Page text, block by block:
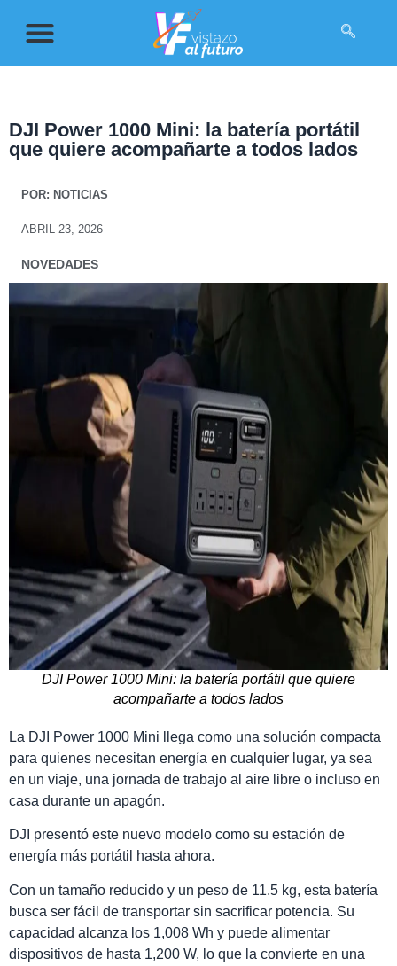
DJI Power 1000 Mini: la batería portátil
que quiere acompañarte a todos lados
POR: NOTICIAS
ABRIL 23, 2026
NOVEDADES
DJI Power 1000 Mini: la batería portátil que quiere
acompañarte a todos lados
La DJI Power 1000 Mini llega como una solución compacta
para quienes necesitan energía en cualquier lugar, ya sea
en un viaje, una jornada de trabajo al aire libre o incluso en
casa durante un apagón.
DJI presentó este nuevo modelo como su estación de
energía más portátil hasta ahora.
Con un tamaño reducido y un peso de 11.5 kg, esta batería
busca ser fácil de transportar sin sacrificar potencia. Su
capacidad alcanza los 1,008 Wh y puede alimentar
dispositivos de hasta 1,200 W, lo que la convierte en una